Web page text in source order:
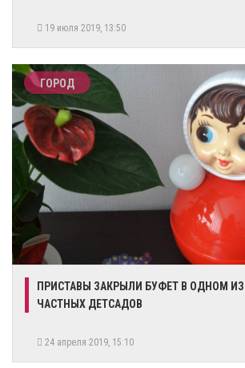
19 июля 2019, 13:50
ГОРОД
​ПРИСТАВЫ ЗАКРЫЛИ БУФЕТ В ОДНОМ
ЧАСТНЫХ ДЕТСАДОВ
24 апреля 2019, 15:10